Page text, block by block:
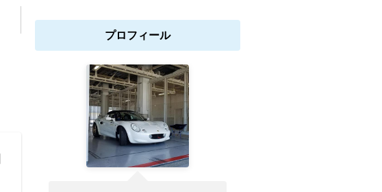
プロフィール